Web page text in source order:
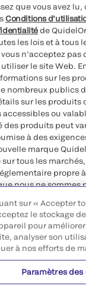
que vous avez
Conditions
de
les lois et à tous
n’acceptez pas
le site Web.
sur les
nombreux publics
sur les produits
ou
produits peut
à des
marque
tous les
propre
nous ne sommes
procédure légale,
à un enregistrement
Corporation.
sur « Accepter
le stockage
pour
analyser son
à nos efforts de
Paramètres des